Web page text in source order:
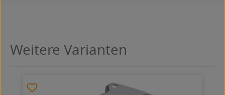
Produktgalerie überspringen
Weitere Varianten